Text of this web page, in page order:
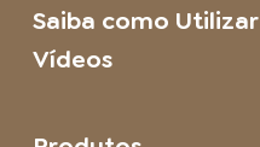
Saiba como Utilizar
Vídeos